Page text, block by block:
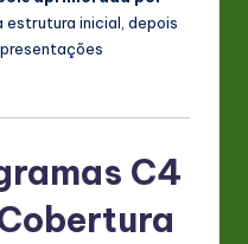
estrutura inicial, depois
C4